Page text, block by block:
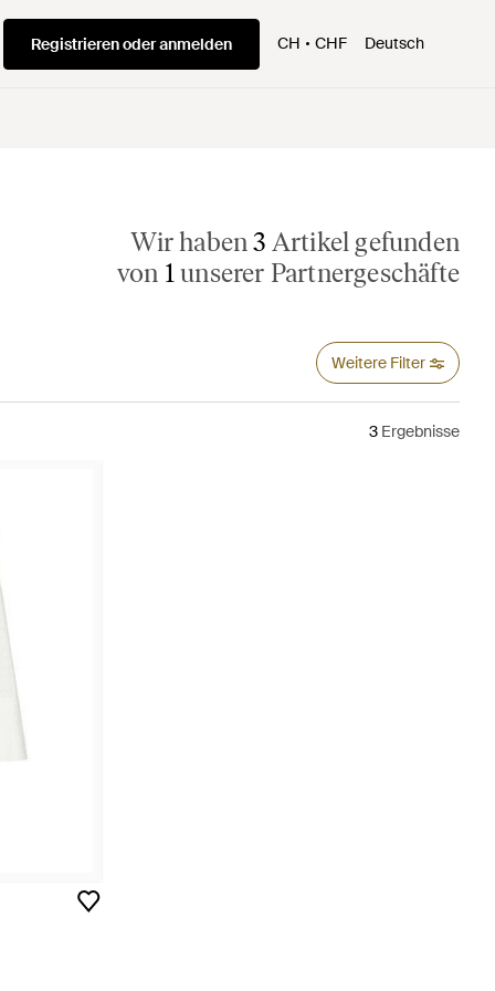
Registrieren oder anmelden CH CHF Deutsch
Wir haben3 Artikel gefunden
von 1unserer Partnergeschäfte
Weitere Filter
3 Ergebnisse